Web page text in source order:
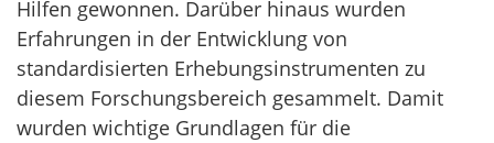
Hilfen gewonnen. Darüber hinaus wurden
Erfahrungen in der Entwicklung von
standardisierten Erhebungsinstrumenten zu
diesem Forschungsbereich gesammelt. Damit
wurden wichtige Grundlagen für die